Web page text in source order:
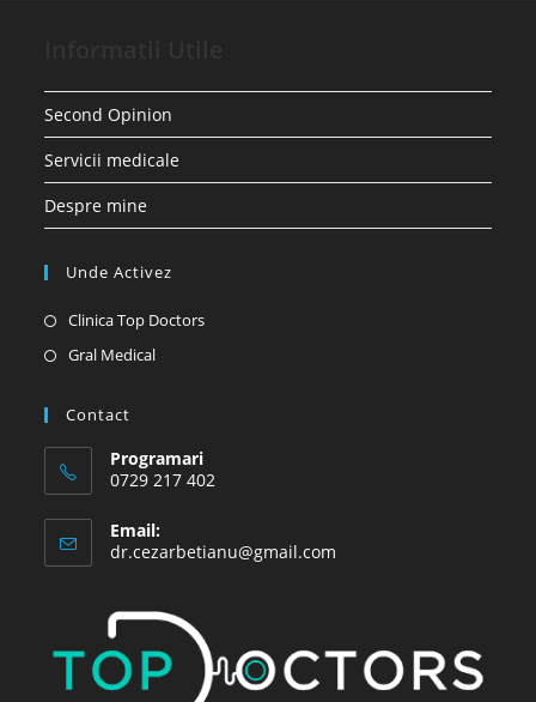
Second Opinion
Servicii medicale
Despre mine
Unde Activez
Clinica Top DoctorsOpens
Gral MedicalOpens
tab
Contact
Programari
0729 217 402
Email:
dr.cezarbetianu@gmail.com